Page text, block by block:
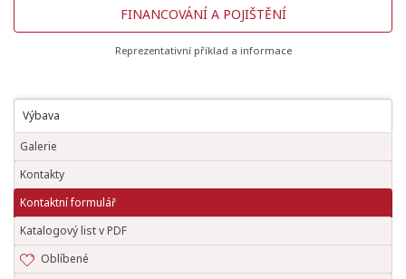
FINANCOVÁNÍ A POJIŠTĚNÍ
Reprezentativní příklad a informace
Výbava
Galerie
Kontakty
Kontaktní formulář
Katalogový list v PDF
Oblíbené